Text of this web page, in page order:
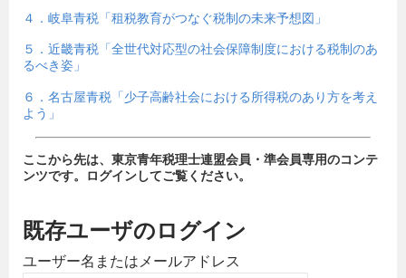
４．岐阜青税「租税教育がつなぐ税制の未来予想図」
５．近畿青税「全世代対応型の社会保障制度における税制のあ
るべき姿」
６．名古屋青税「少子高齢社会における所得税のあり方を考え
よう」
ここから先は、東京青年税理士連盟会員・準会員専用のコンテ
ンツです。ログインしてご覧ください。
既存ユーザのログイン
ユーザー名またはメールアドレス